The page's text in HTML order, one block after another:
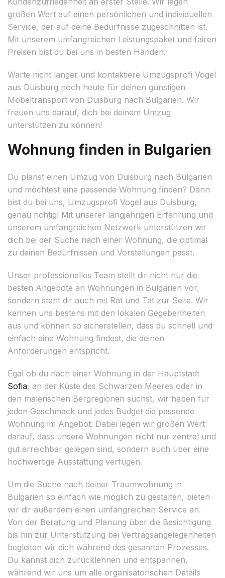
großen Wert auf einen persönlichen und individuellen
Service, der auf deine Bedürfnisse zugeschnitten ist.
Mit unserem umfangreichen Leistungspaket und fairen
Preisen bist du bei uns in besten Händen.
Warte nicht länger und kontaktiere Umzugsprofi Vogel
aus Duisburg noch heute für deinen günstigen
Möbeltransport von Duisburg nach Bulgarien. Wir
freuen uns darauf, dich bei deinem Umzug
unterstützen zu können!
Wohnung finden in Bulgarien
Du planst einen Umzug von Duisburg nach Bulgarien
und möchtest eine passende Wohnung finden? Dann
bist du bei uns, Umzugsprofi Vogel aus Duisburg,
genau richtig! Mit unserer langjährigen Erfahrung und
unserem umfangreichen Netzwerk unterstützen wir
dich bei der Suche nach einer Wohnung, die optimal
zu deinen Bedürfnissen und Vorstellungen passt.
Unser professionelles Team stellt dir nicht nur die
besten Angebote an Wohnungen in Bulgarien vor,
sondern steht dir auch mit Rat und Tat zur Seite. Wir
kennen uns bestens mit den lokalen Gegebenheiten
aus und können so sicherstellen, dass du schnell und
einfach eine Wohnung findest, die deinen
Anforderungen entspricht.
Egal ob du nach einer Wohnung in der Hauptstadt
Sofia, an der Küste des Schwarzen Meeres oder in
den malerischen Bergregionen suchst, wir haben für
jeden Geschmack und jedes Budget die passende
Wohnung im Angebot. Dabei legen wir großen Wert
darauf, dass unsere Wohnungen nicht nur zentral und
gut erreichbar gelegen sind, sondern auch über eine
hochwertige Ausstattung verfügen.
Um die Suche nach deiner Traumwohnung in
Bulgarien so einfach wie möglich zu gestalten, bieten
wir dir außerdem einen umfangreichen Service an.
Von der Beratung und Planung über die Besichtigung
bis hin zur Unterstützung bei Vertragsangelegenheiten
begleiten wir dich während des gesamten Prozesses.
Du kannst dich zurücklehnen und entspannen,
während wir uns um alle organisatorischen Details